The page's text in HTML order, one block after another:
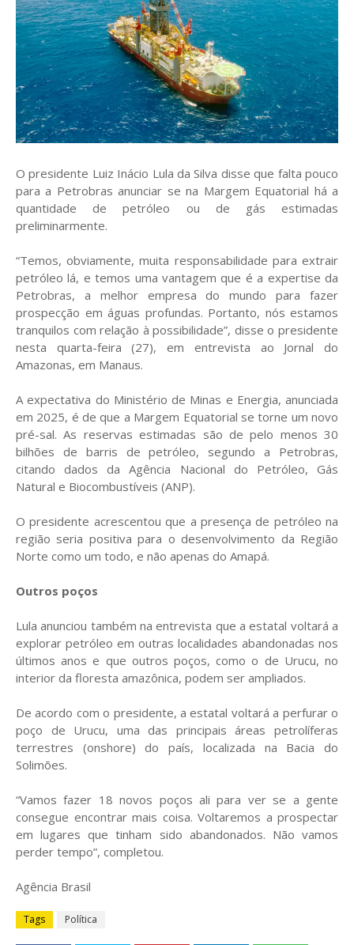
O presidente Luiz Inácio Lula da Silva disse que falta pouco
para a Petrobras anunciar se na Margem Equatorial há a
quantidade de petróleo ou de gás estimadas
preliminarmente.
“Temos, obviamente, muita responsabilidade para extrair
petróleo lá, e temos uma vantagem que é a expertise da
Petrobras, a melhor empresa do mundo para fazer
prospecção em águas profundas. Portanto, nós estamos
tranquilos com relação à possibilidade”, disse o presidente
nesta quarta-feira (27), em entrevista ao Jornal do
Amazonas, em Manaus.
A expectativa do Ministério de Minas e Energia, anunciada
em 2025, é de que a Margem Equatorial se torne um novo
pré-sal. As reservas estimadas são de pelo menos 30
bilhões de barris de petróleo, segundo a Petrobras,
citando dados da Agência Nacional do Petróleo, Gás
Natural e Biocombustíveis (ANP).
O presidente acrescentou que a presença de petróleo na
região seria positiva para o desenvolvimento da Região
Norte como um todo, e não apenas do Amapá.
Outros poços
Lula anunciou também na entrevista que a estatal voltará a
explorar petróleo em outras localidades abandonadas nos
últimos anos e que outros poços, como o de Urucu, no
interior da floresta amazônica, podem ser ampliados.
De acordo com o presidente, a estatal voltará a perfurar o
poço de Urucu, uma das principais áreas petrolíferas
terrestres (onshore) do país, localizada na Bacia do
Solimões.
“Vamos fazer 18 novos poços ali para ver se a gente
consegue encontrar mais coisa. Voltaremos a prospectar
em lugares que tinham sido abandonados. Não vamos
perder tempo”, completou.
Agência Brasil
Tags Política